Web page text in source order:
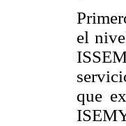
el
que